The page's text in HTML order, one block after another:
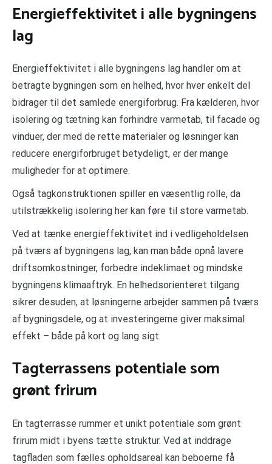
Energieffektivitet i alle bygningens
lag
Energieffektivitet i alle bygningens lag handler om at
betragte bygningen som en helhed, hvor hver enkelt del
bidrager til det samlede energiforbrug. Fra kælderen, hvor
isolering og tætning kan forhindre varmetab, til facade og
vinduer, der med de rette materialer og løsninger kan
reducere energiforbruget betydeligt, er der mange
muligheder for at optimere.
Også tagkonstruktionen spiller en væsentlig rolle, da
utilstrækkelig isolering her kan føre til store varmetab.
Ved at tænke energieffektivitet ind i vedligeholdelsen
på tværs af bygningens lag, kan man både opnå lavere
driftsomkostninger, forbedre indeklimaet og mindske
bygningens klimaaftryk. En helhedsorienteret tilgang
sikrer desuden, at løsningerne arbejder sammen på tværs
af bygningsdele, og at investeringerne giver maksimal
effekt – både på kort og lang sigt.
Tagterrassens potentiale som
grønt frirum
En tagterrasse rummer et unikt potentiale som grønt
frirum midt i byens tætte struktur. Ved at inddrage
tagfladen som fælles opholdsareal kan beboerne få